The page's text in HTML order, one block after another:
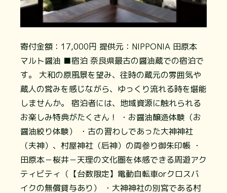
寄付金額：17,000円 提供元：NIPPONIA 田原本
マルト醤油 ■宿泊 奈良県最古の醤油蔵での宿泊で
す。 大和の原風景を望み、往時の蔵元の雰囲気や
蔵人の営みを感じながら、ゆっくり流れる時を堪能
しませんか。 宿泊者には、地域資源に触れられる
お楽しみ特典がたくさん！ ・お醤油醸造体験（お
醤油絞り体験） ・古の習わしであった大神神社
（夫神）、村屋神社（后神）の両参り御朱印帳 ・
田原本－桜井－天理の文化圏を体感できる周遊アク
ティビティ（【台数限定】電動自転車orクロスバ
イクの無償貸与あり） ・大神神社の別宮である村